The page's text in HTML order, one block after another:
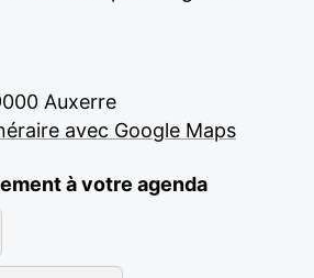
Auxerre
avec Google Maps
à votre agenda